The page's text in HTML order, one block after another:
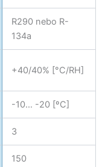
R290 nebo R-
134a
+40/40% [°C/RH]
-10… -20 [ºC]
3
150